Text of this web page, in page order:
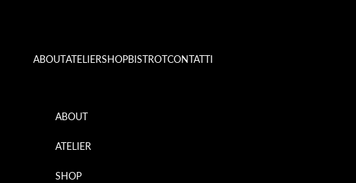
ABOUTATELIERSHOPBISTROTCONTATTI
ABOUT
ATELIER
SHOP